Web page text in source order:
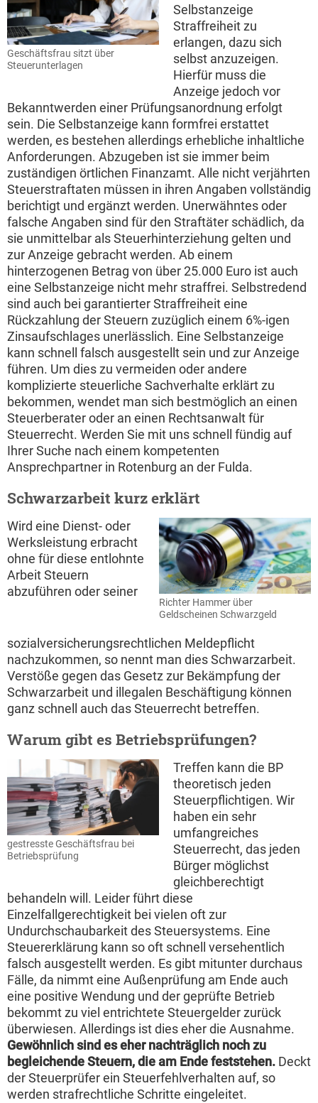
Geschäftsfrau sitzt über
Steuerunterlagen
Selbstanzeige
Straffreiheit zu
erlangen, dazu sich
selbst anzuzeigen.
Hierfür muss die
Anzeige jedoch vor
Bekanntwerden einer Prüfungsanordnung erfolgt
sein. Die Selbstanzeige kann formfrei erstattet
werden, es bestehen allerdings erhebliche inhaltliche
Anforderungen. Abzugeben ist sie immer beim
zuständigen örtlichen Finanzamt. Alle nicht verjährten
Steuerstraftaten müssen in ihren Angaben vollständig
berichtigt und ergänzt werden. Unerwähntes oder
falsche Angaben sind für den Straftäter schädlich, da
sie unmittelbar als Steuerhinterziehung gelten und
zur Anzeige gebracht werden. Ab einem
hinterzogenen Betrag von über 25.000 Euro ist auch
eine Selbstanzeige nicht mehr straffrei. Selbstredend
sind auch bei garantierter Straffreiheit eine
Rückzahlung der Steuern zuzüglich einem 6%-igen
Zinsaufschlages unerlässlich. Eine Selbstanzeige
kann schnell falsch ausgestellt sein und zur Anzeige
führen. Um dies zu vermeiden oder andere
komplizierte steuerliche Sachverhalte erklärt zu
bekommen, wendet man sich bestmöglich an einen
Steuerberater oder an einen Rechtsanwalt für
Steuerrecht. Werden Sie mit uns schnell fündig auf
Ihrer Suche nach einem kompetenten
Ansprechpartner in Rotenburg an der Fulda.
Schwarzarbeit kurz erklärt
Richter Hammer über
Geldscheinen Schwarzgeld
Wird eine Dienst- oder
Werksleistung erbracht
ohne für diese entlohnte
Arbeit Steuern
abzuführen oder seiner
sozialversicherungsrechtlichen Meldepflicht
nachzukommen, so nennt man dies Schwarzarbeit.
Verstöße gegen das Gesetz zur Bekämpfung der
Schwarzarbeit und illegalen Beschäftigung können
ganz schnell auch das Steuerrecht betreffen.
Warum gibt es Betriebsprüfungen?
gestresste Geschäftsfrau bei
Betriebsprüfung
Treffen kann die BP
theoretisch jeden
Steuerpflichtigen. Wir
haben ein sehr
umfangreiches
Steuerrecht, das jeden
Bürger möglichst
gleichberechtigt
behandeln will. Leider führt diese
Einzelfallgerechtigkeit bei vielen oft zur
Undurchschaubarkeit des Steuersystems. Eine
Steuererklärung kann so oft schnell versehentlich
falsch ausgestellt werden. Es gibt mitunter durchaus
Fälle, da nimmt eine Außenprüfung am Ende auch
eine positive Wendung und der geprüfte Betrieb
bekommt zu viel entrichtete Steuergelder zurück
überwiesen. Allerdings ist dies eher die Ausnahme.
Gewöhnlich sind es eher nachträglich noch zu
begleichende Steuern, die am Ende feststehen. Deckt
der Steuerprüfer ein Steuerfehlverhalten auf, so
werden strafrechtliche Schritte eingeleitet.